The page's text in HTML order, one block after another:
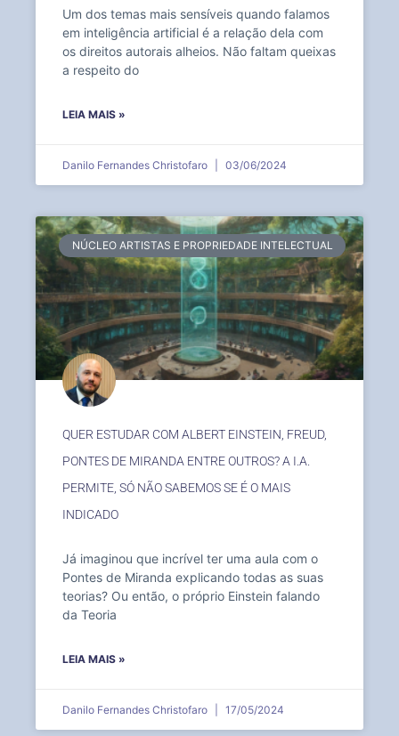
Um dos temas mais sensíveis quando falamos
em inteligência artificial é a relação dela com
os direitos autorais alheios. Não faltam queixas
a respeito do
LEIA MAIS »
Danilo Fernandes Christofaro 03/06/2024
NÚCLEO ARTISTAS E PROPRIEDADE INTELECTUAL
QUER ESTUDAR COM ALBERT EINSTEIN, FREUD,
PONTES DE MIRANDA ENTRE OUTROS? A I.A.
PERMITE, SÓ NÃO SABEMOS SE É O MAIS
INDICADO
Já imaginou que incrível ter uma aula com o
Pontes de Miranda explicando todas as suas
teorias? Ou então, o próprio Einstein falando
da Teoria
LEIA MAIS »
Danilo Fernandes Christofaro 17/05/2024